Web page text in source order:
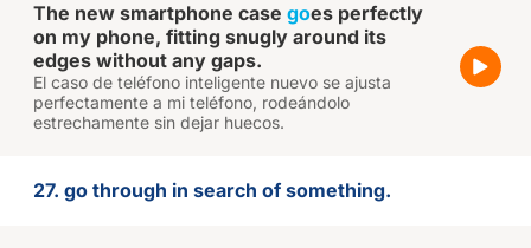
The new smartphone case goes perfectly
on my phone, fitting snugly around its
edges without any gaps.
El caso de teléfono inteligente nuevo se ajusta
perfectamente a mi teléfono, rodeándolo
estrechamente sin dejar huecos.
27. go through in search of something.